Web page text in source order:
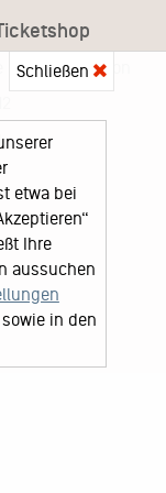
Konzertdirektion
Schließen
etwa bei
Ihre
aussuchen
, sowie in den